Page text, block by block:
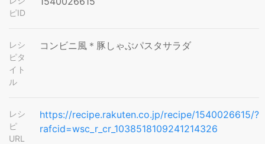
ピID
レシ
ピタ
イト
ル
コンビニ風＊豚しゃぶパスタサラダ
レシ
ピ
URL
https://recipe.rakuten.co.jp/recipe/1540026615/?
rafcid=wsc_r_cr_1038518109241214326